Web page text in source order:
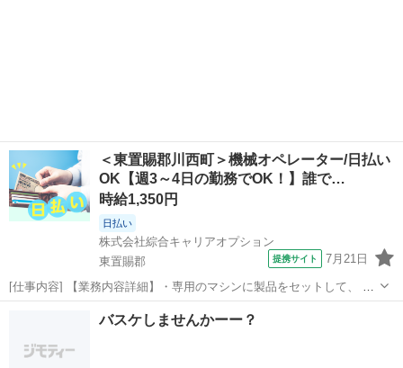
＜東置賜郡川西町＞機械オペレーター/日払い
OK【週3～4日の勤務でOK！】誰で…
時給1,350円
日払い
株式会社綜合キャリアオプション
東置賜郡
提携サイト 7月21日
[仕事内容] 【業務内容詳細】・専用のマシンに製品をセットして、 電
圧を加えます・抵抗値が基準内かどうかをチェックします(検査)・製品
の外観を目視で確認します(傷・ゴミなど)・手順はシンプルで、 特別
バスケしませんかーー？